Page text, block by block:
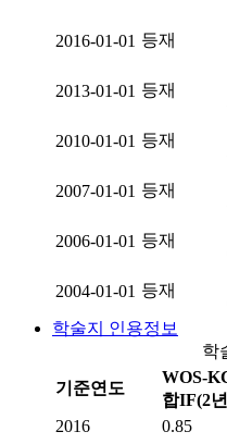
2016-01-01 등재
2013-01-01 등재
2010-01-01 등재
2007-01-01 등재
2006-01-01 등재
2004-01-01 등재
학술지 인용정보
학
기준연도
WOS-
합IF(2
2016 0.85